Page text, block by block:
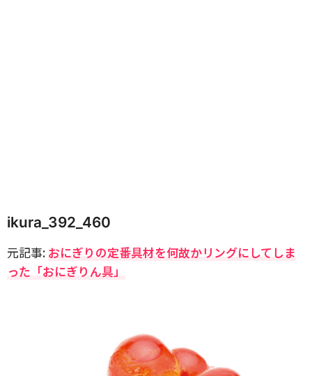
ikura_392_460
元記事: おにぎりの定番具材を何故かリングにしてしま
った「おにぎりん具」